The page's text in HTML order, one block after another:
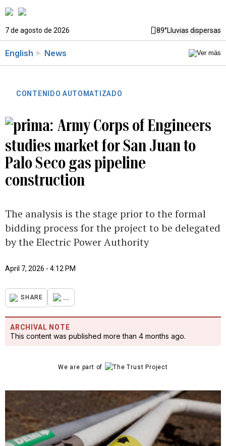
7 de agosto de 2026 89°Lluvias dispersas
English News
CONTENIDO AUTOMATIZADO
Army Corps of Engineers
studies market for San Juan to
Palo Seco gas pipeline
construction
The analysis is the stage prior to the formal
bidding process for the project to be delegated
by the Electric Power Authority
April 7, 2026 - 4:12 PM
SHARE ...
ARCHIVAL NOTE
This content was published more than 4 months ago.
We are part of